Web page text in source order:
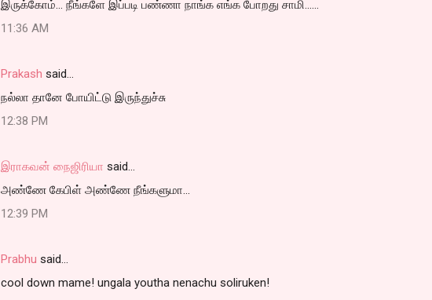
இருக்கோம்... நீங்களே இப்படி பண்ணா நாங்க எங்க போறது சாமி......
11:36 AM
Prakash said…
நல்லா தானே போயிட்டு இருந்துச்சு
12:38 PM
இராகவன் நைஜிரியா said…
அண்ணே கேபிள் அண்ணே நீங்களுமா...
12:39 PM
Prabhu said…
cool down mame! ungala youtha nenachu soliruken!